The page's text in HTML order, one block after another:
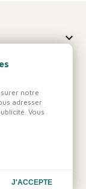

notre
adresser
Vous
J'ACCEPTE